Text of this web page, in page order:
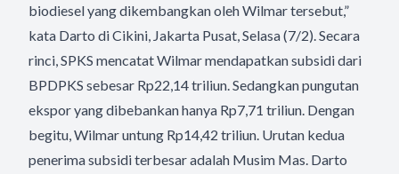
biodiesel yang dikembangkan oleh Wilmar tersebut,”
kata Darto di Cikini, Jakarta Pusat, Selasa (7/2). Secara
rinci, SPKS mencatat Wilmar mendapatkan subsidi dari
BPDPKS sebesar Rp22,14 triliun. Sedangkan pungutan
ekspor yang dibebankan hanya Rp7,71 triliun. Dengan
begitu, Wilmar untung Rp14,42 triliun. Urutan kedua
penerima subsidi terbesar adalah Musim Mas. Darto